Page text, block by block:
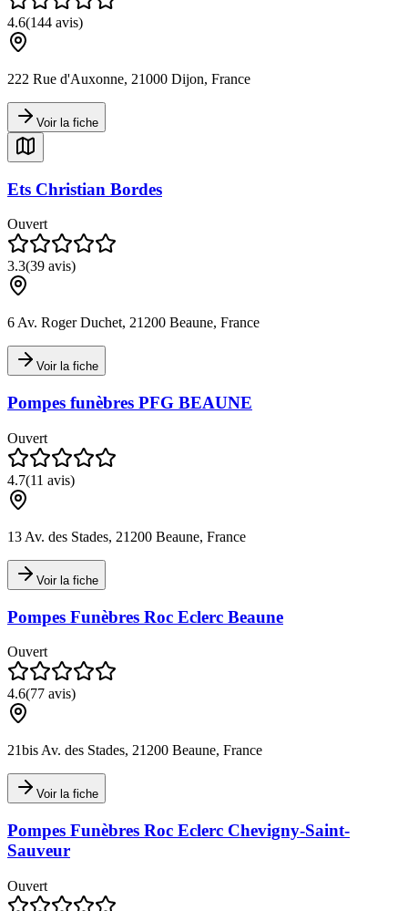
4.6(144 avis)
222 Rue d'Auxonne, 21000 Dijon, France
Voir la fiche
Ets Christian Bordes
Ouvert
3.3(39 avis)
6 Av. Roger Duchet, 21200 Beaune, France
Voir la fiche
Pompes funèbres PFG BEAUNE
Ouvert
4.7(11 avis)
13 Av. des Stades, 21200 Beaune, France
Voir la fiche
Pompes Funèbres Roc Eclerc Beaune
Ouvert
4.6(77 avis)
21bis Av. des Stades, 21200 Beaune, France
Voir la fiche
Pompes Funèbres Roc Eclerc Chevigny-Saint-
Sauveur
Ouvert